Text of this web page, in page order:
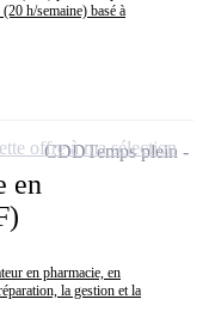
h/semaine) basé à
en
en pharmacie, en
la gestion et la
CDDTemps plein
offre à ma sélection